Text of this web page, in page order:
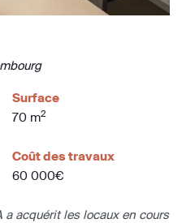
Surface
70 m2
Coût des travaux
60 000€
a acquérit les locaux en cours